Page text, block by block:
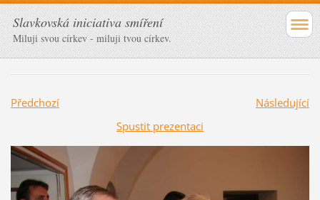
Slavkovská iniciativa smíření
Miluji svou církev - miluji tvou církev.
Předchozí
Následující
Spustit prezentaci